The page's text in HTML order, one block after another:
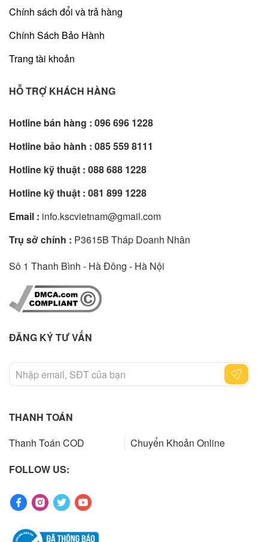
Chính sách đổi và trả hàng
Chính Sách Bảo Hành
Trang tài khoản
HỖ TRỢ KHÁCH HÀNG
Hotline bán hàng : 096 696 1228
Hotline bảo hành : 085 559 8111
Hotline kỹ thuật : 088 688 1228
Hotline kỹ thuật : 081 899 1228
Email : info.kscvietnam@gmail.com
Trụ sở chính : P3615B Tháp Doanh Nhân
Sô 1 Thanh Bình - Hà Đông - Hà Nội
ĐĂNG KÝ TƯ VẤN
THANH TOÁN
Thanh Toán COD
Chuyển Khoản Online
FOLLOW US: